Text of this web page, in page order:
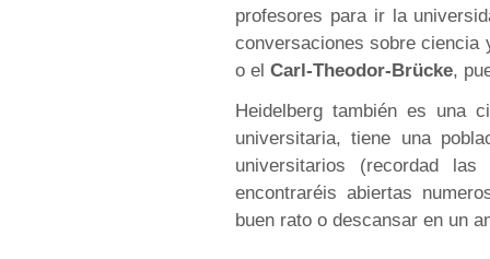
profesores para ir la
conversaciones sobre
o el Carl-Theodor-Brücke,
Heidelberg también es una
universitaria, tiene una
universitarios (recordad
encontraréis abiertas
buen rato o descansar en un